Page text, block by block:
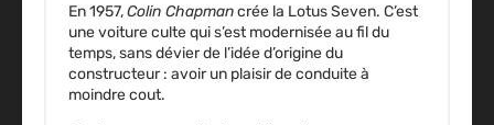
En 1957,Colin Chapmancrée la Lotus Seven. C’est
une voiture culte qui s’est modernisée au fil du
temps, sans dévier de l’idée d’origine du
constructeur : avoir un plaisir de conduite à
moindre cout.